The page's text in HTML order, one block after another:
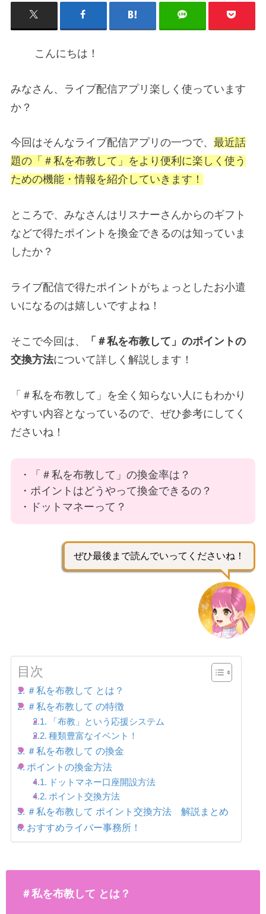
こんにちは！
みなさん、ライブ配信アプリ楽しく使っています
か？
今回はそんなライブ配信アプリの一つで、 最近話
題の「＃私を布教して」をより便利に楽しく使う
ための機能・情報を紹介していきます！
ところで、みなさんはリスナーさんからのギフト
などで得たポイントを換金できるのは知っていま
したか？
ライブ配信で得たポイントがちょっとしたお小遣
いになるのは嬉しいですよね！
そこで今回は、
「＃私を布教して」のポイントの
交換方法について詳しく解説します！
「＃私を布教して」を全く知らない人にもわかり
やすい内容となっているので、ぜひ参考にしてく
ださいね！
・「＃私を布教して」の換金率は？
・ポイントはどうやって換金できるの？
・ドットマネーって？
ぜひ最後まで読んでいってくださいね！
目次
＃私を布教して とは？
＃私を布教して の特徴
「布教」という応援システム
種類豊富なイベント！
＃私を布教して の換金
ポイントの換金方法
ドットマネー口座開設方法
ポイント交換方法
＃私を布教して ポイント交換方法 解説まとめ
おすすめライバー事務所！
＃私を布教して とは？